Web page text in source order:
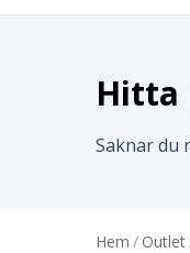
Hitta
Saknar du
Hem / Outlet